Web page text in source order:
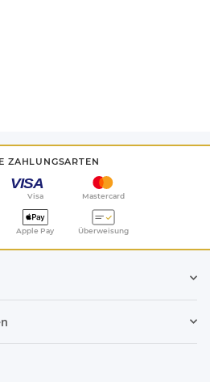
ZAHLUNGSARTEN
Visa Mastercard
Apple Pay Überweisung